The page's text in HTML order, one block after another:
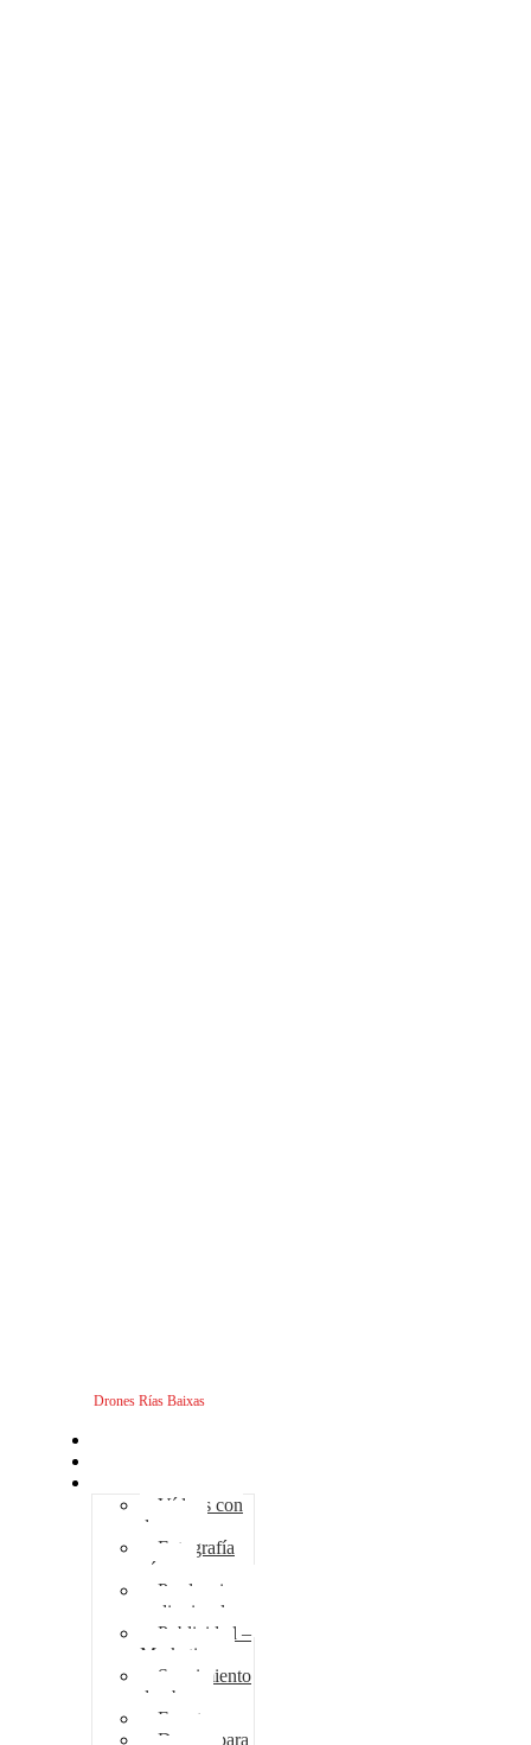
Drones Rías Baixas
Vídeos con
drones
Fotografía
aérea
Producciones
audiovisuales
Publicidad –
Marketing
Seguimiento
de obra
Eventos
Drones para